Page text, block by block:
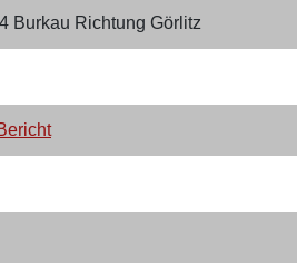
Burkau Richtung Görlitz